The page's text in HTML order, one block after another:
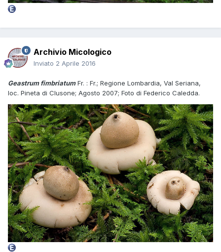
Archivio Micologico
Inviato 2 Aprile 2016
Geastrum fimbriatumFr. : Fr.; Regione Lombardia, Val Seriana,
loc. Pineta di Clusone; Agosto 2007; Foto di Federico Caledda.